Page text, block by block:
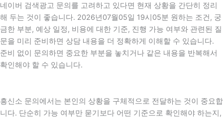
네이버 검색광고 문의를 고려하고 있다면 현재 상황을 간단히 정리
해 두는 것이 좋습니다. 2026년07월05일 19시05분 원하는 조건, 궁
금한 부분, 예상 일정, 비용에 대한 기준, 진행 가능 여부와 관련된 질
문을 미리 준비하면 상담 내용을 더 정확하게 이해할 수 있습니다.
준비 없이 문의하면 중요한 부분을 놓치거나 같은 내용을 반복해서
확인해야 할 수 있습니다.
흥신소 문의에서는 본인의 상황을 구체적으로 전달하는 것이 중요합
니다. 단순히 가능 여부만 묻기보다 어떤 기준으로 확인해야 하는지,